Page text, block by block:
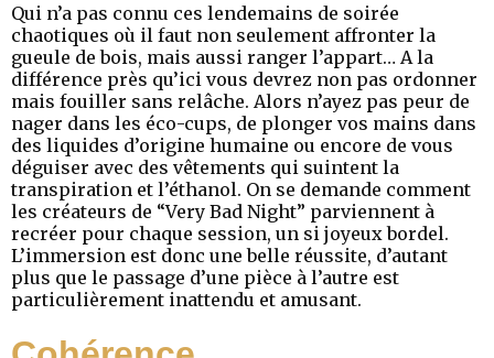
Qui n’a pas connu ces lendemains de soirée
chaotiques où il faut non seulement affronter la
gueule de bois, mais aussi ranger l’appart… A la
différence près qu’ici vous devrez non pas ordonner
mais fouiller sans relâche. Alors n’ayez pas peur de
nager dans les éco-cups, de plonger vos mains dans
des liquides d’origine humaine ou encore de vous
déguiser avec des vêtements qui suintent la
transpiration et l’éthanol. On se demande comment
les créateurs de “Very Bad Night” parviennent à
recréer pour chaque session, un si joyeux bordel.
L’immersion est donc une belle réussite, d’autant
plus que le passage d’une pièce à l’autre est
particulièrement inattendu et amusant.